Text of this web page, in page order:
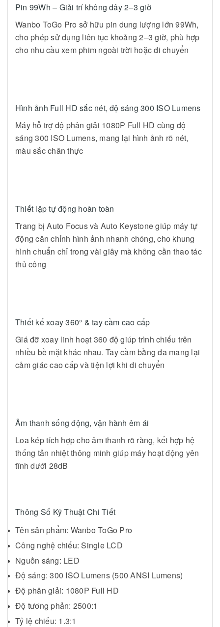
Pin 99Wh – Giải trí không dây 2–3 giờ
Wanbo ToGo Pro sở hữu pin dung lượng lớn 99Wh,
cho phép sử dụng liên tục khoảng 2–3 giờ, phù hợp
cho nhu cầu xem phim ngoài trời hoặc di chuyển
Hình ảnh Full HD sắc nét, độ sáng 300 ISO Lumens
Máy hỗ trợ độ phân giải 1080P Full HD cùng độ
sáng 300 ISO Lumens, mang lại hình ảnh rõ nét,
màu sắc chân thực
Thiết lập tự động hoàn toàn
Trang bị Auto Focus và Auto Keystone giúp máy tự
động căn chỉnh hình ảnh nhanh chóng, cho khung
hình chuẩn chỉ trong vài giây mà không cần thao tác
thủ công
Thiết kế xoay 360° & tay cầm cao cấp
Giá đỡ xoay linh hoạt 360 độ giúp trình chiếu trên
nhiều bề mặt khác nhau. Tay cầm bằng da mang lại
cảm giác cao cấp và tiện lợi khi di chuyển
Âm thanh sống động, vận hành êm ái
Loa kép tích hợp cho âm thanh rõ ràng, kết hợp hệ
thống tản nhiệt thông minh giúp máy hoạt động yên
tĩnh dưới 28dB
Thông Số Kỹ Thuật Chi Tiết
Tên sản phẩm: Wanbo ToGo Pro
Công nghệ chiếu: Single LCD
Nguồn sáng: LED
Độ sáng: 300 ISO Lumens (500 ANSI Lumens)
Độ phân giải: 1080P Full HD
Độ tương phản: 2500:1
Tỷ lệ chiếu: 1.3:1